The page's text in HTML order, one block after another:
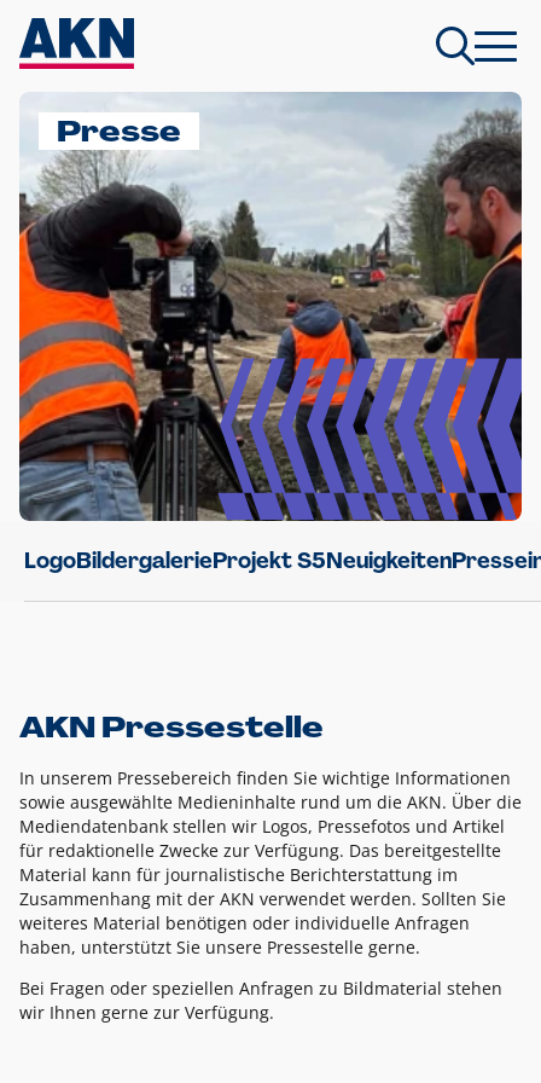
Presse
LogoBildergalerieProjekt S5Neuigkeiten
AKN Pressestelle
In unserem Pressebereich finden Sie wichtige Informationen
sowie ausgewählte Medieninhalte rund um die AKN. Über die
Mediendatenbank stellen wir Logos, Pressefotos und Artikel
für redaktionelle Zwecke zur Verfügung. Das bereitgestellte
Material kann für journalistische Berichterstattung im
Zusammenhang mit der AKN verwendet werden. Sollten Sie
weiteres Material benötigen oder individuelle Anfragen
haben, unterstützt Sie unsere Pressestelle gerne.
Bei Fragen oder speziellen Anfragen zu Bildmaterial stehen
wir Ihnen gerne zur Verfügung.